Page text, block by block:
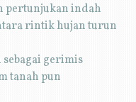
pertunjukan indah
rintik hujan turun
gerimis
tanah pun